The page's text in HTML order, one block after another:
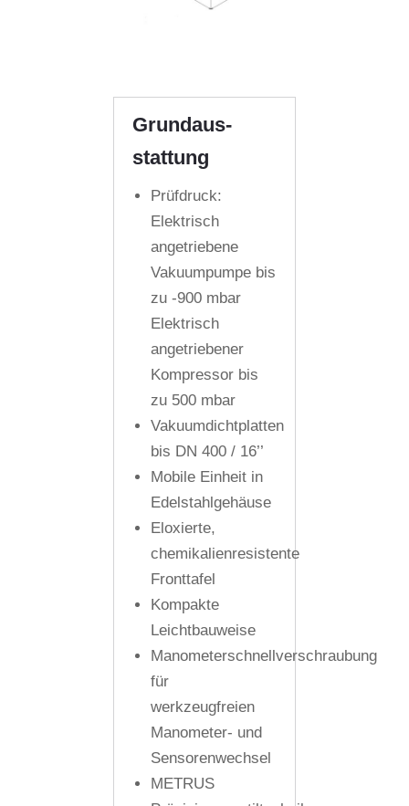
Grund­aus­
stattung
Prüfdruck:
Elektrisch
angetriebene
Vakuumpumpe bis
zu -900 mbar
Elektrisch
angetriebener
Kompressor bis
zu 500 mbar
Vakuumdichtplatten
bis DN 400 / 16’’
Mobile Einheit in
Edelstahlgehäuse
Eloxierte,
chemikalienresistente
Fronttafel
Kompakte
Leichtbauweise
Manometerschnellverschraubung
für
werkzeugfreien
Manometer- und
Sensorenwechsel
METRUS